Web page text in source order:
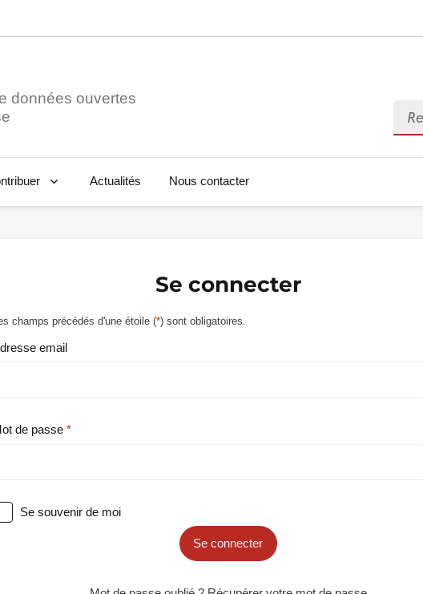
données ouvertes
Actualités Nous contacter
Se connecter
champs précédés d'une étoile (*) sont obligatoires.
email
de passe
Se souvenir de moi
Se connecter